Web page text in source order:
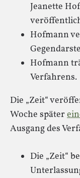
Jeanette
Hofmann
Hofmann
Verfahrens.
Die „Zeit“
Woche später
Ausgang des
Die „Zeit“